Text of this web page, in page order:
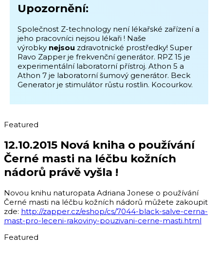
Upozornění:
Společnost Z-technology není lékařské zařízení a
jeho pracovníci nejsou lékaři ! Naše
výrobky nejsou zdravotnické prostředky! Super
Ravo Zapper je frekvenční generátor. RPZ 15 je
experimentální laboratorní přístroj. Athon 5 a
Athon 7 je laboratorní šumový generátor. Beck
Generator je stimulátor růstu rostlin. Kocourkov.
Featured
12.10.2015 Nová kniha o používání
Černé masti na léčbu kožních
nádorů právě vyšla !
Novou knihu naturopata Adriana Jonese o používání
Černé masti na léčbu kožních nádorů můžete zakoupit
zde: http://zapper.cz/eshop/cs/7044-black-salve-cerna-
mast-pro-leceni-rakoviny-pouzivani-cerne-masti.html
Featured